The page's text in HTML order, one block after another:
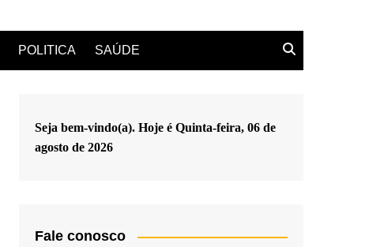
POLITICA SAÚDE
Seja bem-vindo(a). Hoje é Quinta-feira, 06 de
agosto de 2026
Fale conosco